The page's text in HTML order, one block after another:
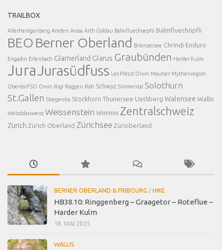
TRAILBOX
Allerheiligenberg Amden Arosa Arth Goldau Balmfluechoepfli Balmfluechöpfli
BEO Berner Oberland Brienzersee Chrindi Enduro
Engadin Erlenbach Glarnerland Glarus Graubünden Harder Kulm
JuraJurasüdfuss Les Près d'Orvin Moutier Mythenregion
Oberdorf SO Orvin Rigi Roggen Röti Schwyz Simmental Solothurn
St.Gallen Stiegenlos Stockhorn Thunersee Uetliberg Walensee Wallis
Weissblauweiss Weissenstein Wimmis Zentralschweiz
Zürich Zürich Oberland Zürichsee Zürioberland
BERNER OBERLAND & FRIBOURG / HIKE
HB38.10: Ringgenberg – Graagetor – Roteflue –
Harder Kulm
18. MAI 2025
WALLIS